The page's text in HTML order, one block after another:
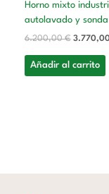
Horno mixto
autolavado y
6.200,00€
Añadir al carrito